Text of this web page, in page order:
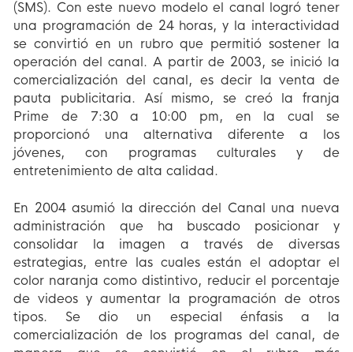
(SMS). Con este nuevo modelo el canal logró tener
una programación de 24 horas, y la interactividad
se convirtió en un rubro que permitió sostener la
operación del canal. A partir de 2003, se inició la
comercialización del canal, es decir la venta de
pauta publicitaria. Así mismo, se creó la franja
Prime de 7:30 a 10:00 pm, en la cual se
proporcionó una alternativa diferente a los
jóvenes, con programas culturales y de
entretenimiento de alta calidad.
En 2004 asumió la dirección del Canal una nueva
administración que ha buscado posicionar y
consolidar la imagen a través de diversas
estrategias, entre las cuales están el adoptar el
color naranja como distintivo, reducir el porcentaje
de videos y aumentar la programación de otros
tipos. Se dio un especial énfasis a la
comercialización de los programas del canal, de